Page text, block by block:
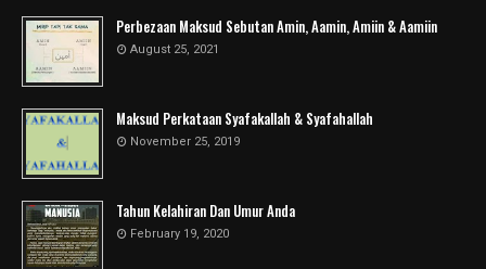
Perbezaan Maksud Sebutan Amin, Aamin, Amiin & Aamiin
August 25, 2021
Maksud Perkataan Syafakallah & Syafahallah
November 25, 2019
Tahun Kelahiran Dan Umur Anda
February 19, 2020